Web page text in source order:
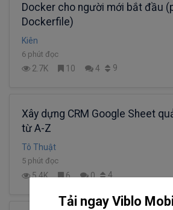
Docker cho người mới bắt đầu
Dockerfile)
Kiên
6 phút đọc
2.7K 10 4 9
Xây dựng CRM Google Sheet quản lý khách hàng
từ A-Z
Tô Thuật
5 phút đọc
5.4K 6 0 4
Tải ngay Viblo